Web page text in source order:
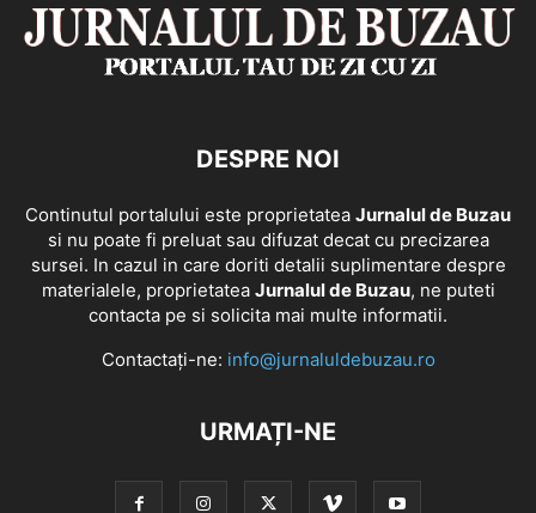
DESPRE NOI
Continutul portalului este proprietatea Jurnalul de Buzau
si nu poate fi preluat sau difuzat decat cu precizarea
sursei. In cazul in care doriti detalii suplimentare despre
materialele, proprietatea Jurnalul de Buzau, ne puteti
contacta pe si solicita mai multe informatii.
Contactați-ne: info@jurnaluldebuzau.ro
URMAȚI-NE